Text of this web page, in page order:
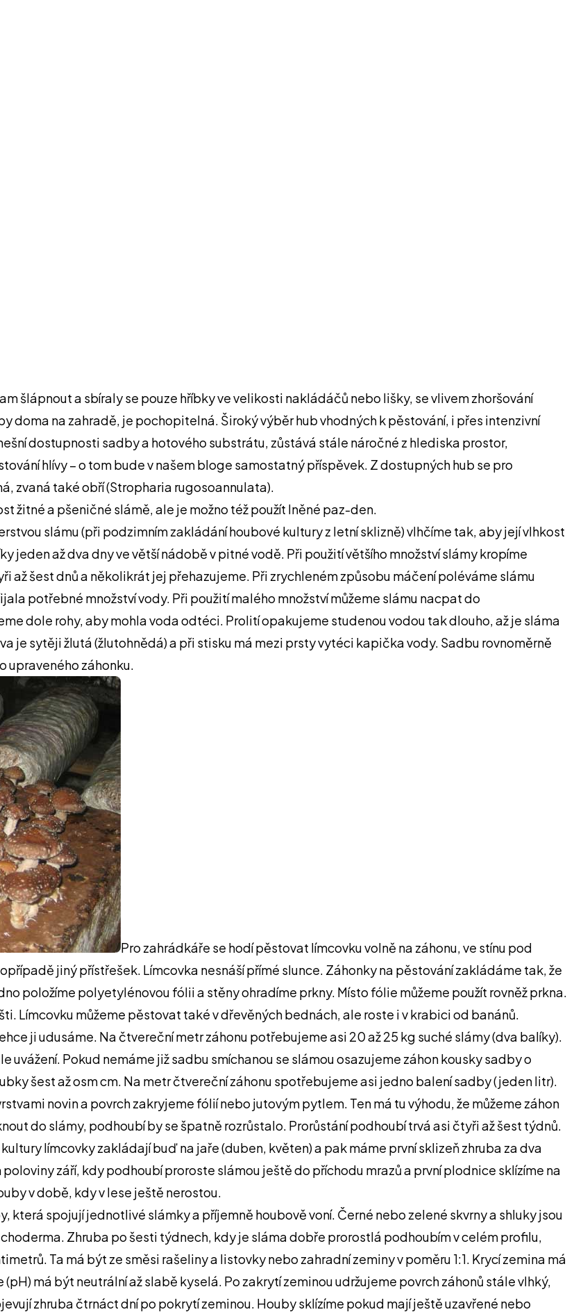
šlápnout a sbíraly se pouze hříbky ve velikosti nakládáčů nebo lišky, se vlivem zhoršování
doma na zahradě, je pochopitelná. Široký výběr hub vhodných k pěstování, i přes intenzivní
dostupnosti sadby a hotového substrátu, zůstává stále náročné z hlediska prostor,
hlívy – o tom bude v našem bloge samostatný příspěvek. Z dostupných hub se pro
zvaná také obří (Stropharia rugosoannulata).
žitné a pšeničné slámě, ale je možno též použít lněné paz-den.
slámu (při podzimním zakládání houbové kultury z letní sklizně) vlhčíme tak, aby její vlhkost
jeden až dva dny ve větší nádobě v pitné vodě. Při použití většího množství slámy kropíme
až šest dnů a několikrát jej přehazujeme. Při zrychleném způsobu máčení poléváme slámu
potřebné množství vody. Při použití malého množství můžeme slámu nacpat do
dole rohy, aby mohla voda odtéci. Prolití opakujeme studenou vodou tak dlouho, až je sláma
je sytěji žlutá (žlutohnědá) a při stisku má mezi prsty vytéci kapička vody. Sadbu rovnoměrně
upraveného záhonku.
Pro zahrádkáře se hodí pěstovat límcovku volně na záhonu, ve stínu pod
jiný přístřešek. Límcovka nesnáší přímé slunce. Záhonky na pěstování zakládáme tak, že
položíme polyetylénovou fólii a stěny ohradíme prkny. Místo fólie můžeme použít rovněž prkna.
Límcovku můžeme pěstovat také v dřevěných bednách, ale roste i v krabici od banánů.
ji udusáme. Na čtvereční metr záhonu potřebujeme asi 20 až 25 kg suché slámy (dva balíky).
Pokud nemáme již sadbu smíchanou se slámou osazujeme záhon kousky sadby o
šest až osm cm. Na metr čtvereční záhonu spotřebujeme asi jedno balení sadby (jeden litr).
novin a povrch zakryjeme fólií nebo jutovým pytlem. Ten má tu výhodu, že můžeme záhon
do slámy, podhoubí by se špatně rozrůstalo. Prorůstání podhoubí trvá asi čtyři až šest týdnů.
límcovky zakládají buď na jaře (duben, květen) a pak máme první sklizeň zhruba za dva
září, kdy podhoubí proroste slámou ještě do příchodu mrazů a první plodnice sklízíme na
v době, kdy v lese ještě nerostou.
která spojují jednotlivé slámky a příjemně houbově voní. Černé nebo zelené skvrny a shluky jsou
Zhruba po šesti týdnech, kdy je sláma dobře prorostlá podhoubím v celém profilu,
Ta má být ze směsi rašeliny a listovky nebo zahradní zeminy v poměru 1:1. Krycí zemina má
má být neutrální až slabě kyselá. Po zakrytí zeminou udržujeme povrch záhonů stále vlhký,
zhruba čtrnáct dní po pokrytí zeminou. Houby sklízíme pokud mají ještě uzavřené nebo